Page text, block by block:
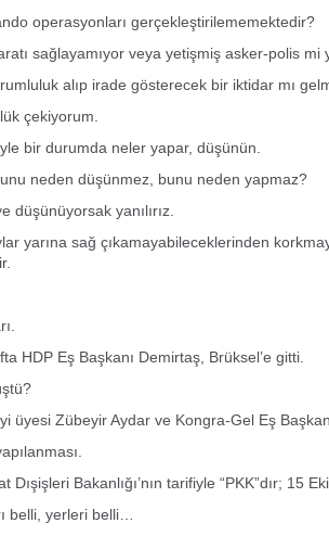
operasyonları gerçekleştirilememektedir?
sağlayamıyor veya yetişmiş asker-polis mi
alıp irade gösterecek bir iktidar mı
çekiyorum.
bir durumda neler yapar, düşünün.
neden düşünmez, bunu neden yapmaz?
düşünüyorsak yanılırız.
yarına sağ çıkamayabileceklerinden
HDP Eş Başkanı Demirtaş, Brüksel’e gitti.
üyesi Zübeyir Aydar ve Kongra-Gel Eş
Bakanlığı’nın tarifiyle “PKK”dır; 15
belli, yerleri belli…